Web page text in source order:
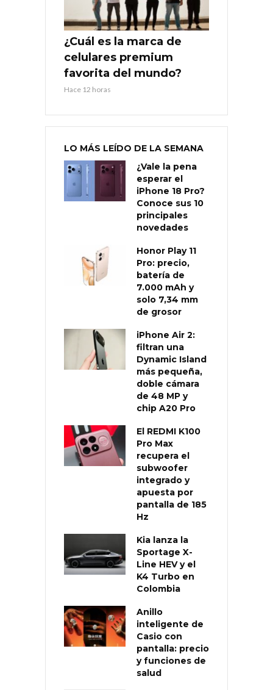
¿Cuál es la marca de
celulares premium
favorita del mundo?
Hace 12 horas
LO MÁS LEÍDO DE LA SEMANA
¿Vale la pena
esperar el
iPhone 18 Pro?
Conoce sus 10
principales
novedades
Honor Play 11
Pro: precio,
batería de
7.000 mAh y
solo 7,34 mm
de grosor
iPhone Air 2:
filtran una
Dynamic Island
más pequeña,
doble cámara
de 48 MP y
chip A20 Pro
El REDMI K100
Pro Max
recupera el
subwoofer
integrado y
apuesta por
pantalla de 185
Hz
Kia lanza la
Sportage X-
Line HEV y el
K4 Turbo en
Colombia
Anillo
inteligente de
Casio con
pantalla: precio
y funciones de
salud